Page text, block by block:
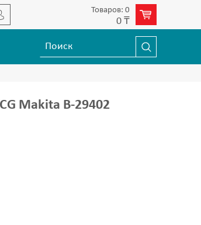
Товаров: 0
0 ₸
Makita B-29402